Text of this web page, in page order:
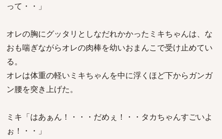
って・・」
オレの胸にグッタリとしなだれかかったミキちゃんは、な
おも喘ぎながらオレの肉棒を幼いおまんこで受け止めてい
る。
オレは体重の軽いミキちゃんを中に浮くほど下からガンガ
ン腰を突き上げた。
ミキ「はあぁん！・・・だめぇ！・・タカちゃんすごいよ
ぉ！・・」